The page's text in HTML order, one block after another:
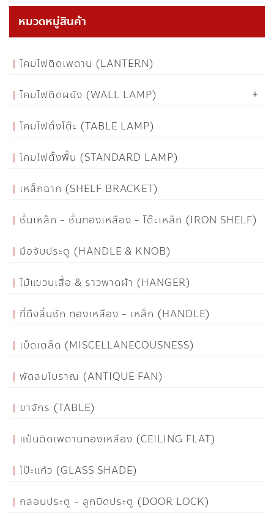
หมวดหมู่สินค้า
โคมไฟติดเพดาน (LANTERN)
โคมไฟติดผนัง (WALL LAMP)
โคมไฟตั้งโต๊ะ (TABLE LAMP)
โคมไฟตั้งพื้น (STANDARD LAMP)
เหล็กฉาก (SHELF BRACKET)
ชั้นเหล็ก - ชั้นทองเหลือง - โต๊ะเหล็ก (IRON SHELF)
มือจับประตู (HANDLE & KNOB)
ไม้แขวนเสื้อ & ราวพาดผ้า (HANGER)
ที่ดึงลิ้นชัก ทองเหลือง - เหล็ก (HANDLE)
เบ็ดเตล็ด (MISCELLANECOUSNESS)
พัดลมโบราณ (ANTIQUE FAN)
ขาจักร (TABLE)
แป้นติดเพดานทองเหลือง (CEILING FLAT)
โป๊ะแก้ว (GLASS SHADE)
กลอนประตู - ลูกบิดประตู (DOOR LOCK)